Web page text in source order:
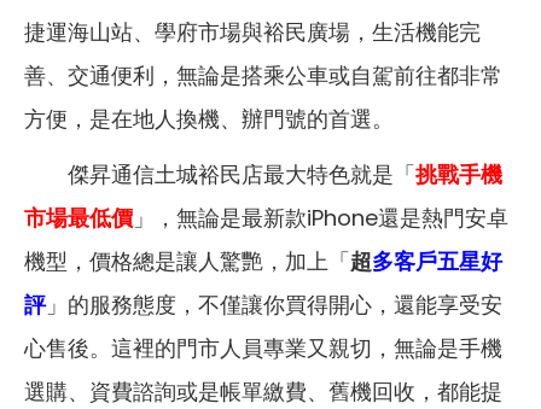
捷運海山站、學府市場與裕民廣場，生活機能完
善、交通便利，無論是搭乘公車或自駕前往都非常
方便，是在地人換機、辦門號的首選。
傑昇通信土城裕民店最大特色就是「挑戰手機
市場最低價」，無論是最新款iPhone還是熱門安卓
機型，價格總是讓人驚艷，加上「超多客戶五星好
評」的服務態度，不僅讓你買得開心，還能享受安
心售後。這裡的門市人員專業又親切，無論是手機
選購、資費諮詢或是帳單繳費、舊機回收，都能提